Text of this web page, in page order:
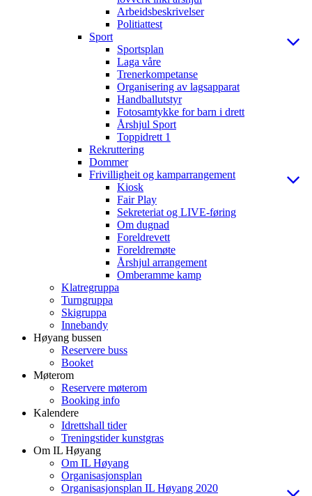
Arbeidsbeskrivelser
Politiattest
Sport
Sportsplan
Laga våre
Trenerkompetanse
Organisering av lagsapparat
Handballutstyr
Fotosamtykke for barn i drett
Årshjul Sport
Toppidrett 1
Rekruttering
Dommer
Frivilligheit og kamparrangement
Kiosk
Fair Play
Sekreteriat og LIVE-føring
Om dugnad
Foreldrevett
Foreldremøte
Årshjul arrangement
Omberamme kamp
Klatregruppa
Turngruppa
Skigruppa
Innebandy
Høyang bussen
Reservere buss
Booket
Møterom
Reservere møterom
Booking info
Kalendere
Idrettshall tider
Treningstider kunstgras
Om IL Høyang
Om IL Høyang
Organisasjonsplan
Organisasjonsplan IL Høyang 2020